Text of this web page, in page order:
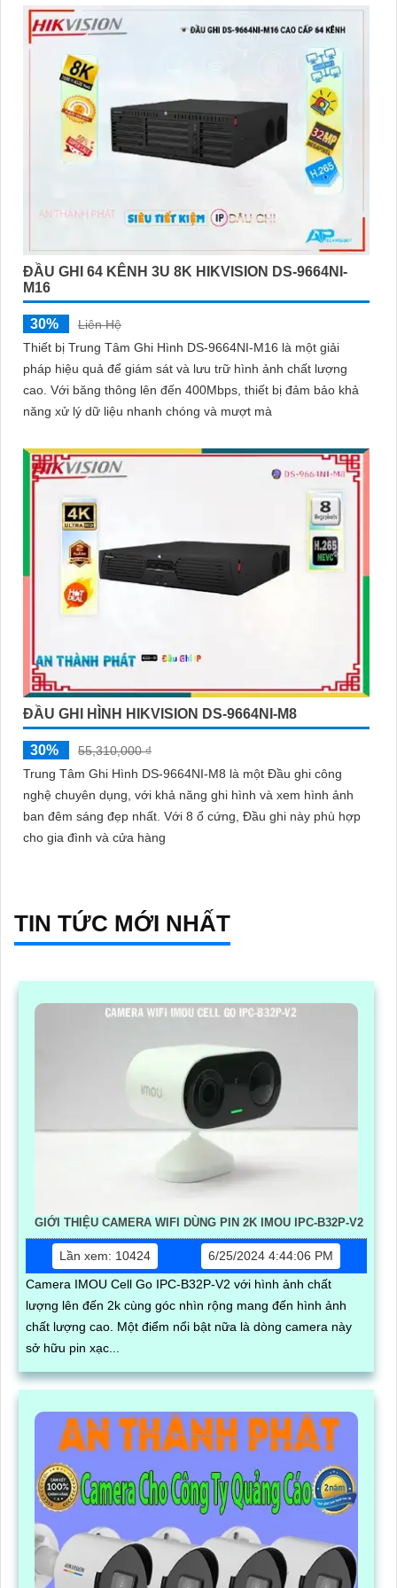
hãy đến ngay cửa hàng chuyên cung cấp sản phẩm an ninh uy
tín. Với đội ngũ nhân viên chuyên nghiệp, bạn sẽ được tư vấn cụ
thể về sản phẩm phù hợp với nhu cầu của mình.
Camera Hikvision không chỉ mang đến sự an toàn và bảo vệ cho
ngôi nhà hoặc doanh nghiệp của bạn, mà còn là lựa chọn thông
minh với giá cả phải chăng và hình ảnh chất lượng sắc nét. Hãy
đầu tư vào an ninh và yên tâm hơn với Camera Hikvision!
Hy vọng rằng bài viết giới thiệu trên sẽ giúp bạn thu hút được
khách hàng quan tâm đến sản phẩm Camera Hikvision giá rẻ và
chất lượng.
ĐẦU GHI 64 KÊNH 3U 8K HIKVISION DS-9664NI-
M16
30%
Liên Hệ
Thiết bị Trung Tâm Ghi Hình DS-9664NI-M16 là một giải
pháp hiệu quả để giám sát và lưu trữ hình ảnh chất lượng
cao. Với băng thông lên đến 400Mbps, thiết bị đảm bảo khả
năng xử lý dữ liệu nhanh chóng và mượt mà
ĐẦU GHI HÌNH HIKVISION DS-9664NI-M8
30%
55,310,000 ₫
Trung Tâm Ghi Hình DS-9664NI-M8 là một Đầu ghi công
nghệ chuyên dụng, với khả năng ghi hình và xem hình ảnh
ban đêm sáng đẹp nhất. Với 8 ổ cứng, Đầu ghi này phù hợp
cho gia đình và cửa hàng
TIN TỨC MỚI NHẤT
GIỚI THIỆU CAMERA WIFI DÙNG PIN 2K IMOU IPC-B32P-V2
Lần xem: 10424
6/25/2024 4:44:06 PM
Camera IMOU Cell Go IPC-B32P-V2 với hình ảnh chất
lượng lên đến 2k cùng góc nhìn rộng mang đến hình ảnh
chất lượng cao. Một điểm nổi bật nữa là dòng camera này
sở hữu pin xạc...